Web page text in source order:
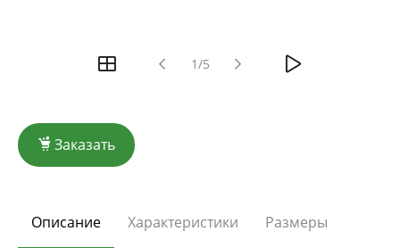
1/5
Заказать
Описание Характеристики Размеры